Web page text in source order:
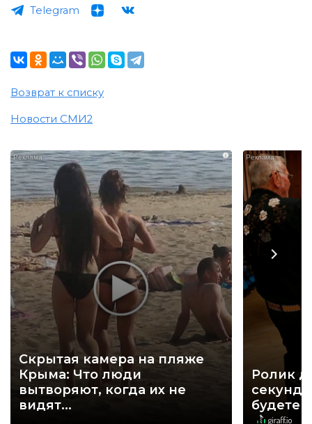
Telegram
Возврат к списку
Новости СМИ2
i
Скрытая камера на пляже
Крыма: Что люди
вытворяют, когда их не
видят...
Ролик
секунд,
будете